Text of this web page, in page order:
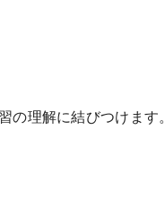
理解に結びつけます。